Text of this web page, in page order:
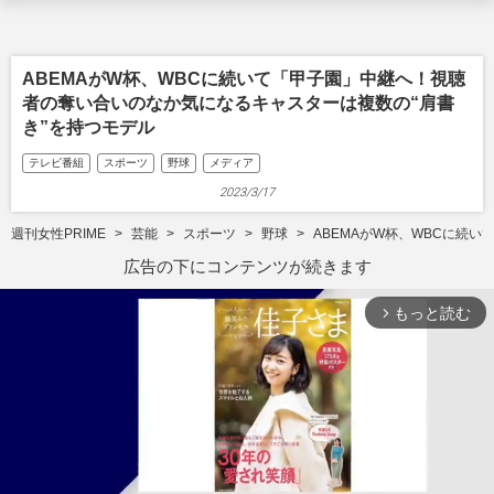
ABEMAがW杯、WBCに続いて「甲子園」中継へ！視聴
者の奪い合いのなか気になるキャスターは複数の“肩書
き”を持つモデル
テレビ番組 スポーツ 野球 メディア
2023/3/17
週刊女性PRIME 芸能 スポーツ 野球 ABEMAがW杯、WBCに続い
広告の下にコンテンツが続きます
arrow_forward_ios もっと読む